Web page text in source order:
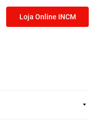
Loja Online INCM